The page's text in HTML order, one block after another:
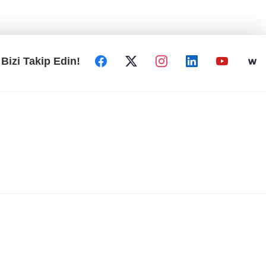
Bizi Takip Edin!